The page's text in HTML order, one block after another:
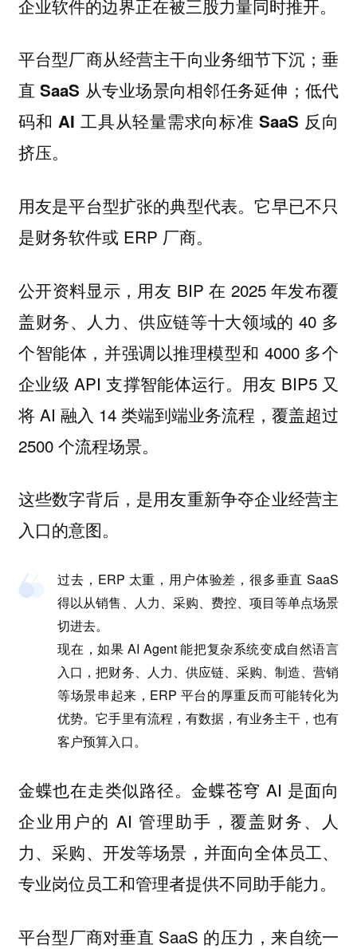
企业软件的边界正在被三股力量同时推开。
平台型厂商从经营主干向业务细节下沉；垂
直 SaaS 从专业场景向相邻任务延伸；低代
码和 AI 工具从轻量需求向标准 SaaS 反向
挤压。
用友是平台型扩张的典型代表。它早已不只
是财务软件或 ERP 厂商。
公开资料显示，用友 BIP 在 2025 年发布覆
盖财务、人力、供应链等十大领域的 40 多
个智能体，并强调以推理模型和 4000 多个
企业级 API 支撑智能体运行。用友 BIP5 又
将 AI 融入 14 类端到端业务流程，覆盖超过
2500 个流程场景。
这些数字背后，是用友重新争夺企业经营主
入口的意图。
过去，ERP 太重，用户体验差，很多垂直 SaaS
得以从销售、人力、采购、费控、项目等单点场景
切进去。
现在，如果 AI Agent 能把复杂系统变成自然语言
入口，把财务、人力、供应链、采购、制造、营销
等场景串起来，ERP 平台的厚重反而可能转化为
优势。它手里有流程，有数据，有业务主干，也有
客户预算入口。
金蝶也在走类似路径。金蝶苍穹 AI 是面向
企业用户的 AI 管理助手，覆盖财务、人
力、采购、开发等场景，并面向全体员工、
专业岗位员工和管理者提供不同助手能力。
平台型厂商对垂直 SaaS 的压力，来自统一